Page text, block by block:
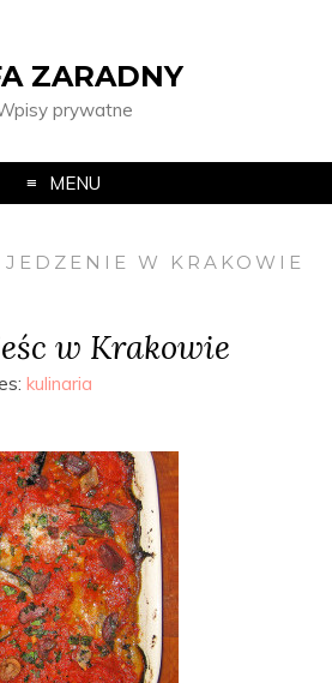
ZARADNY
prywatne
MENU
W KRAKOWIE
w Krakowie
kulinaria